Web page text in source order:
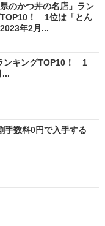
県のかつ丼の名店」ラン
！ 1位は「とん
年2月...
ンキングTOP10！ 1
...
手数料0円で入手する